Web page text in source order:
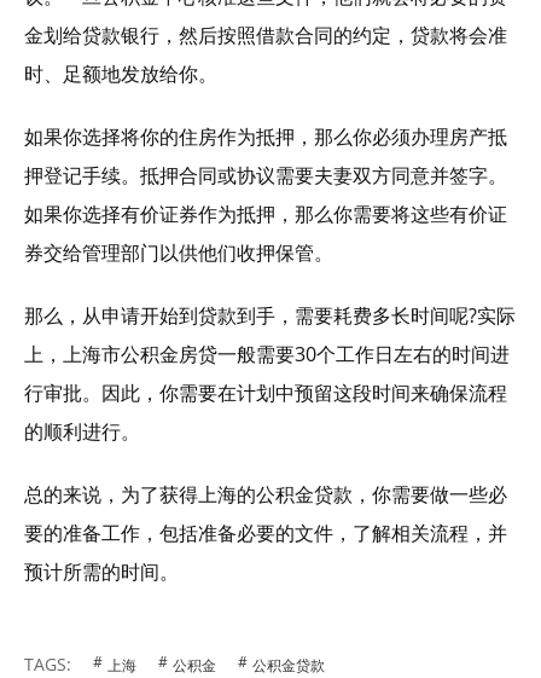
金划给贷款银行，然后按照借款合同的约定，贷款将会准
时、足额地发放给你。
如果你选择将你的住房作为抵押，那么你必须办理房产抵
押登记手续。抵押合同或协议需要夫妻双方同意并签字。
如果你选择有价证券作为抵押，那么你需要将这些有价证
券交给管理部门以供他们收押保管。
那么，从申请开始到贷款到手，需要耗费多长时间呢?实际
上，上海市公积金房贷一般需要30个工作日左右的时间进
行审批。因此，你需要在计划中预留这段时间来确保流程
的顺利进行。
总的来说，为了获得上海的公积金贷款，你需要做一些必
要的准备工作，包括准备必要的文件，了解相关流程，并
预计所需的时间。
TAGS: 上海 公积金 公积金贷款